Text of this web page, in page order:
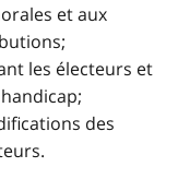
et aux
les électeurs et
des